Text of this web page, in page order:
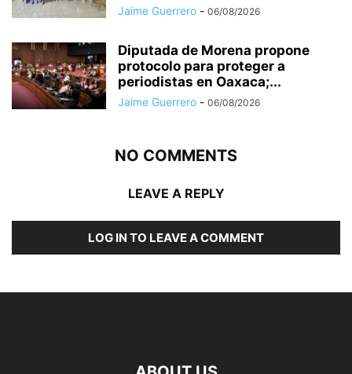
Jaime Guerrero - 06/08/2026
Diputada de Morena propone
protocolo para proteger a
periodistas en Oaxaca;...
Jaime Guerrero - 06/08/2026
NO COMMENTS
LEAVE A REPLY
LOG IN TO LEAVE A COMMENT